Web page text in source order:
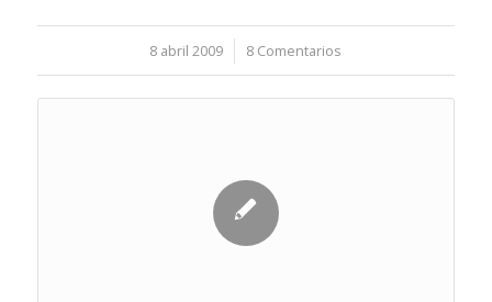
8 abril 2009
/ 8 Comentarios